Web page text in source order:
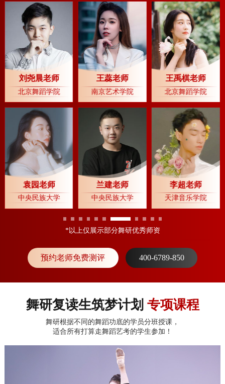
刘尧晨老师
北京舞蹈学院
袁园老师
中央民族大学
王蕊老师
南京艺术学院
兰建老师
中央民族大学
王禹棋老师
北京舞蹈学院
李超老师
天津音乐学院
*以上仅展示部分舞研优秀师资
预约老师免费测评 400-6789-850
舞研复读生筑梦计划 专项课程
舞研根据不同的舞蹈功底的学员分班授课，
适合所有打算走舞蹈艺考的学生参加！